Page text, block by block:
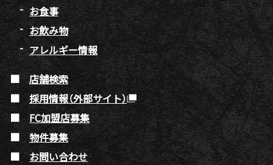
お食事
お飲み物
アレルギー情報
店舗検索
採用情報（外部サイト）
FC加盟店募集
物件募集
お問い合わせ